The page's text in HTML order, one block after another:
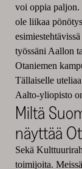
voi oppia paljon.
ole liikaa
työssäni Aallon
Otaniemen
Tällaiselle
Aalto-yliopisto
Miltä
näyttää
Sekä
toimijoita.